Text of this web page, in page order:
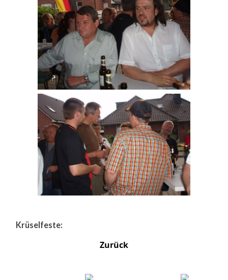
Krüselfeste:
Zurück